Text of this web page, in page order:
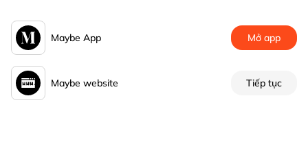
Maybe App Mở app
Maybe website Tiếp tục